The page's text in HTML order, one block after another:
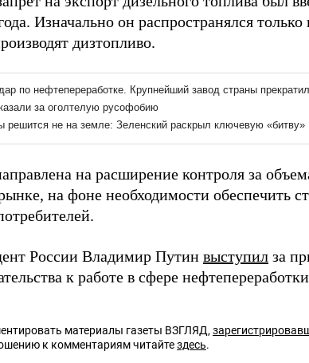
Изначально он распространялся
дизтопливо.
на расширение контроля за
на фоне необходимости обеспечить
России Владимир Путин выступил за
к работе в сфере
материалы газеты ВЗГЛЯД,
к комментариям читайтездесь.